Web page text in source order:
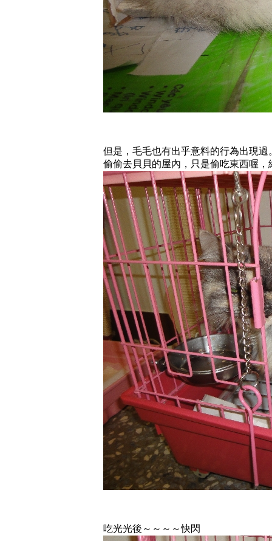
但是，毛毛也有出乎意料的行為出現過
偷偷去貝貝的屋內，只是偷吃東西喔，
吃光光後～～～～快閃